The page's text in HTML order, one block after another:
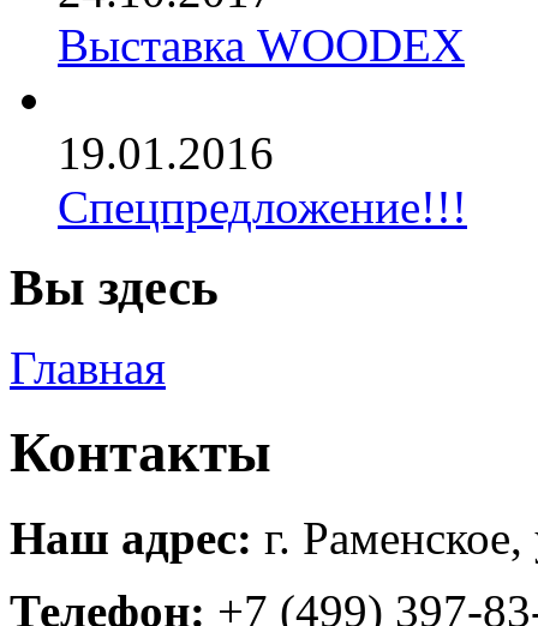
Выставка WOODEX
19.01.2016
Спецпредложение!!!
Вы здесь
Главная
Контакты
Наш адрес: г.
Телефон: +7 (499) 397-